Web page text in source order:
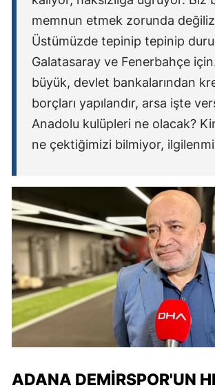
memnun etmek zorunda
Üstümüzde tepinip tepinip
Galatasaray ve Fenerbahçe
büyük, devlet bankalarından
borçları yapılandır, arsa işte
Anadolu kulüpleri ne olacak?
ne çektiğimizi bilmiyor,
ADANA DEMIRSPOR'UN